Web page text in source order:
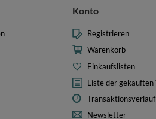
Konto
Registrieren
Warenkorb
Einkaufslisten
Liste der gekauften
Transaktionsverlauf
Newsletter